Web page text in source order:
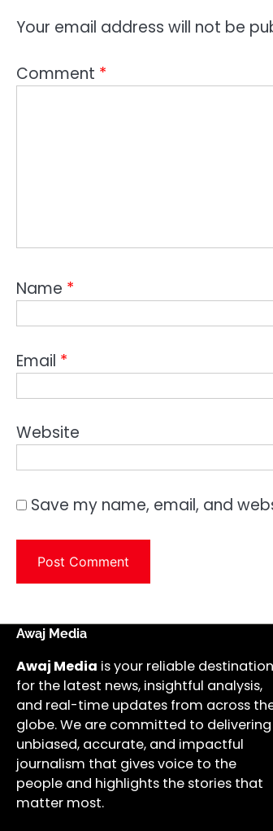
Your email address will not be
Comment *
Name *
Email *
Website
Save my name, email, and
Awaj Media
Awaj Media is your reliable destination
for the latest news, insightful analysis,
and real-time updates from across
globe. We are committed to delivering
unbiased, accurate, and impactful
journalism that gives voice to the
people and highlights the stories that
matter most.